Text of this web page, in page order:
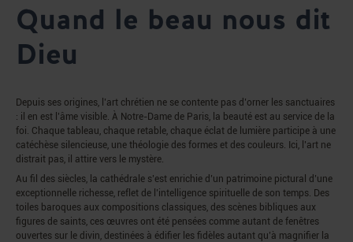
Quand le beau nous dit
Dieu
Depuis ses origines, l’art chrétien ne se contente pas d’orner les sanctuaires
: il en est l’âme visible. À Notre-Dame de Paris, la beauté est au service de la
foi. Chaque tableau, chaque retable, chaque éclat de lumière participe à une
catéchèse silencieuse, une théologie des formes et des couleurs. Ici, l’art ne
distrait pas, il attire vers le mystère.
Au fil des siècles, la cathédrale s’est enrichie d’un patrimoine pictural d’une
exceptionnelle richesse, reflet de l’intelligence spirituelle de son temps. Des
toiles baroques aux compositions classiques, des scènes bibliques aux
figures de saints, ces œuvres ont été pensées comme autant de fenêtres
ouvertes sur le divin, destinées à édifier les fidèles autant qu’à magnifier la